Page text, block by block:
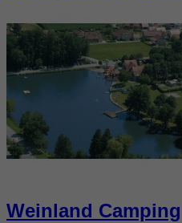
Weinland Camping